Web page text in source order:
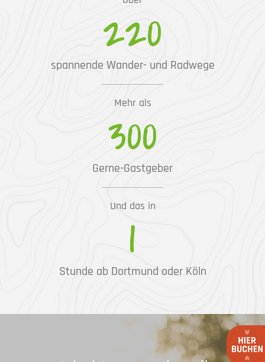
220
spannende Wander- und Radwege
Mehr als
300
Gerne-Gastgeber
Und das in
1
Stunde ab Dortmund oder Köln